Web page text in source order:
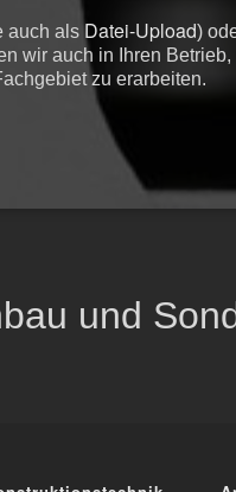
auch als Datei-Upload)
wir auch in Ihren Betrieb,
zu erarbeiten.
und